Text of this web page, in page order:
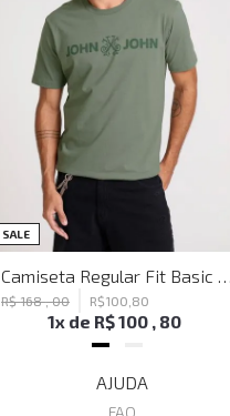
SALE
R$168,00 R$100 80
1x de R$100 , 80
AJUDA